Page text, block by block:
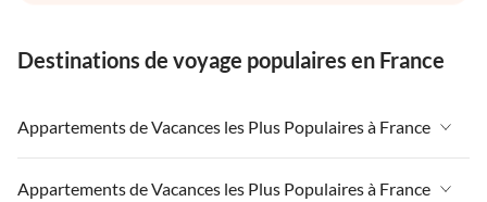
Destinations de voyage populaires en France
Appartements de Vacances les Plus Populaires à France
Appartements de Vacances à France
Appartements de Vacances les Plus Populaires à France